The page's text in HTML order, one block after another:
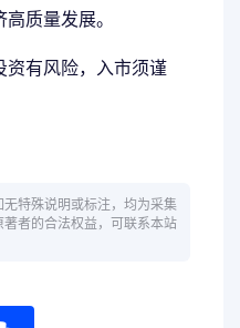
质量发展。
资有风险，入市须谨
特殊说明或标注，均为采集
者的合法权益，可联系本站